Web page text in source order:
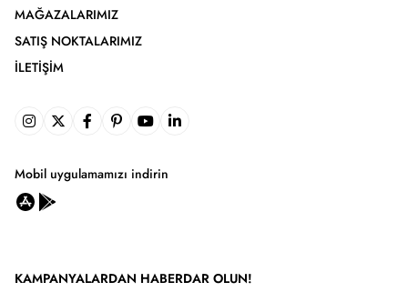
MAĞAZALARIMIZ
SATIŞ NOKTALARIMIZ
İLETIŞIM
Mobil uygulamamızı indirin
KAMPANYALARDAN HABERDAR OLUN!